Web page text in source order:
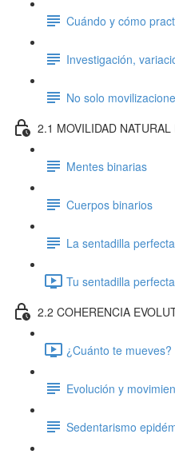
Cuándo y cómo
Investigación,
No solo
2.1 MOVILIDAD
Mentes binarias
Cuerpos binarios
La sentadilla perfecta
Tu sentadilla
2.2 COHERENCIA
¿Cuánto te
Evolución y
Sedentarismo